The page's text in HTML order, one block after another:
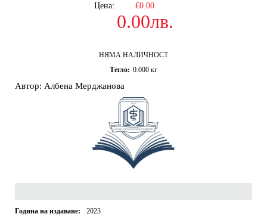
Цена: €0.00
0.00лв.
НЯМА НАЛИЧНОСТ
Тегло: 0.000 кг
Автор: Албена Мерджанова
Година на издаване:
2023